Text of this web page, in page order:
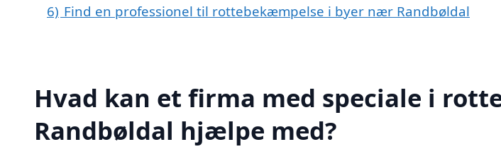
6) Find en professionel til rottebekæmpelse i byer nær Randbøldal
Hvad kan et firma med speciale i
Randbøldal hjælpe med?